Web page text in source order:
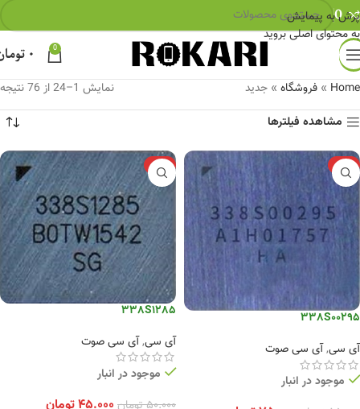
پرش به پیمایش
به محتوای اصلی بروید
0
0 ۰
Home
» فروشگاه » جدید
نمایش 1–24 از 76 نتیجه
مشاهده فیلترها
-12%
338S00295
آی سی,آی سی صوت
موجود در انبار
-10%
338S1285
آی سی,آی سی صوت
موجود در انبار
۵۰.۰۰۰تومان